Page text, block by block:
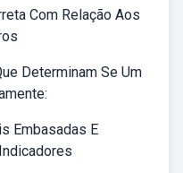
Com Relação Aos
Determinam Se Um
Embasadas E